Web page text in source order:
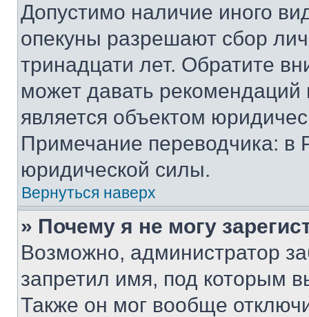
Допустимо наличие иного
опекуны разрешают сбор
тринадцати лет. Обратите
может давать
является объектом
Примечание переводчика: в
юридической силы.
Вернуться наверх
» Почему я не могу
Возможно, администратор
запретил имя, под которым
Также он мог вообще